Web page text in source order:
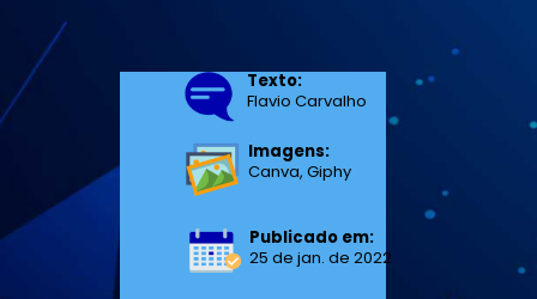
Texto:
Flavio Carvalho
Imagens:
Canva, Giphy
Publicado em:
25 de jan. de 2022